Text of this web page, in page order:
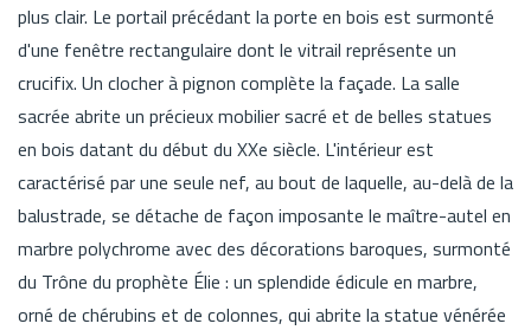
plus clair. Le portail précédant la porte en bois est surmonté
d'une fenêtre rectangulaire dont le vitrail représente un
crucifix. Un clocher à pignon complète la façade. La salle
sacrée abrite un précieux mobilier sacré et de belles statues
en bois datant du début du XXe siècle. L'intérieur est
caractérisé par une seule nef, au bout de laquelle, au-delà de la
balustrade, se détache de façon imposante le maître-autel en
marbre polychrome avec des décorations baroques, surmonté
du Trône du prophète Élie : un splendide édicule en marbre,
orné de chérubins et de colonnes, qui abrite la statue vénérée